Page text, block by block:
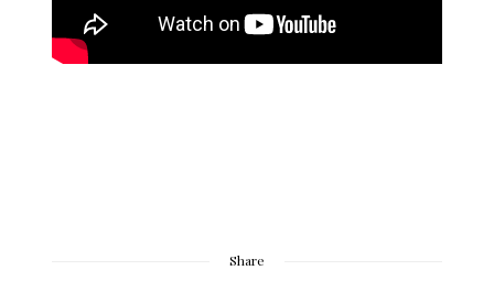
Share